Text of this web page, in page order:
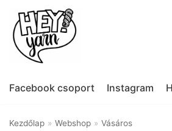
Skip
to
content
Facebook csoport Instagram
Kezdőlap » Webshop » Vásáros